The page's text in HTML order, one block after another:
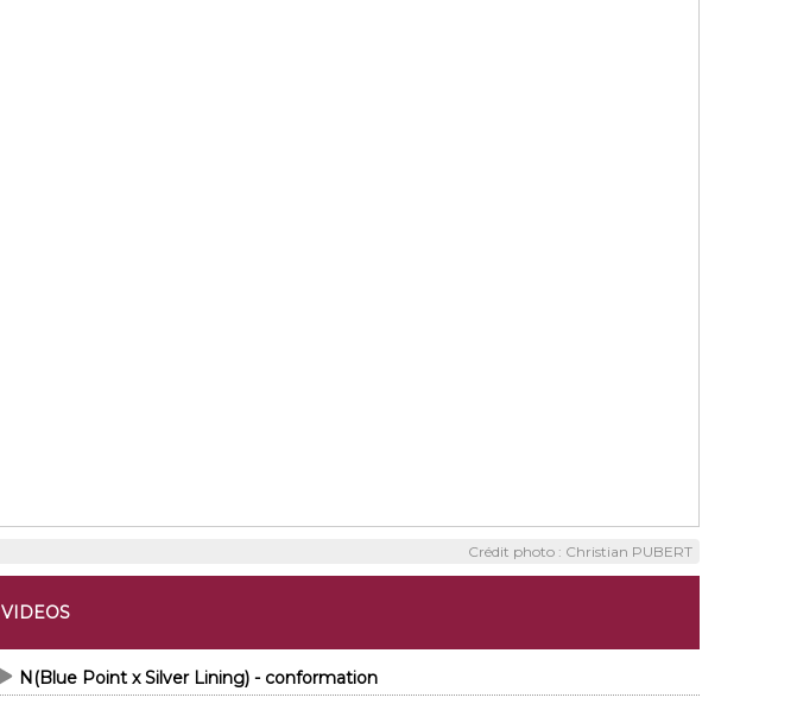
Crédit photo : Christian PUBERT
VIDEOS
N(Blue Point x Silver Lining) - conformation